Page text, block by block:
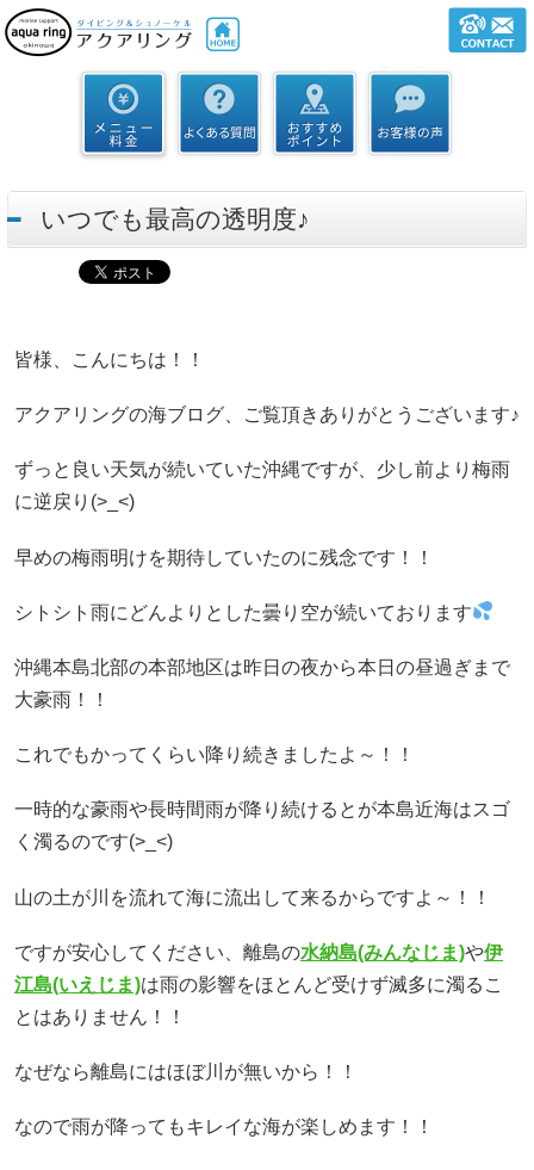
いつでも最高の透明度♪
皆様、こんにちは！！
アクアリングの海ブログ、ご覧頂きありがとうございます♪
ずっと良い天気が続いていた沖縄ですが、少し前より梅雨
に逆戻り(>_<)
早めの梅雨明けを期待していたのに残念です！！
シトシト雨にどんよりとした曇り空が続いております
沖縄本島北部の本部地区は昨日の夜から本日の昼過ぎまで
大豪雨！！
これでもかってくらい降り続きましたよ～！！
一時的な豪雨や長時間雨が降り続けるとが本島近海はスゴ
く濁るのです(>_<)
山の土が川を流れて海に流出して来るからですよ～！！
ですが安心してください、離島の水納島(みんなじま)や伊
江島(いえじま)は雨の影響をほとんど受けず滅多に濁るこ
とはありません！！
なぜなら離島にはほぼ川が無いから！！
なので雨が降ってもキレイな海が楽しめます！！